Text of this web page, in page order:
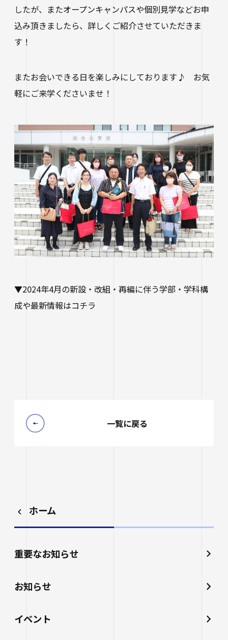
ホーム
重要なお知らせ
お知らせ
イベント
したが、またオープンキャンパスや個別見学などお申
込み頂きましたら、詳しくご紹介させていただきま
す！
またお会いできる日を楽しみにしております♪ お気
軽にご来学くださいませ！
▼2024年4月の新設・改組・再編に伴う学部・学科構
成や最新情報はコチラ
一覧に戻る